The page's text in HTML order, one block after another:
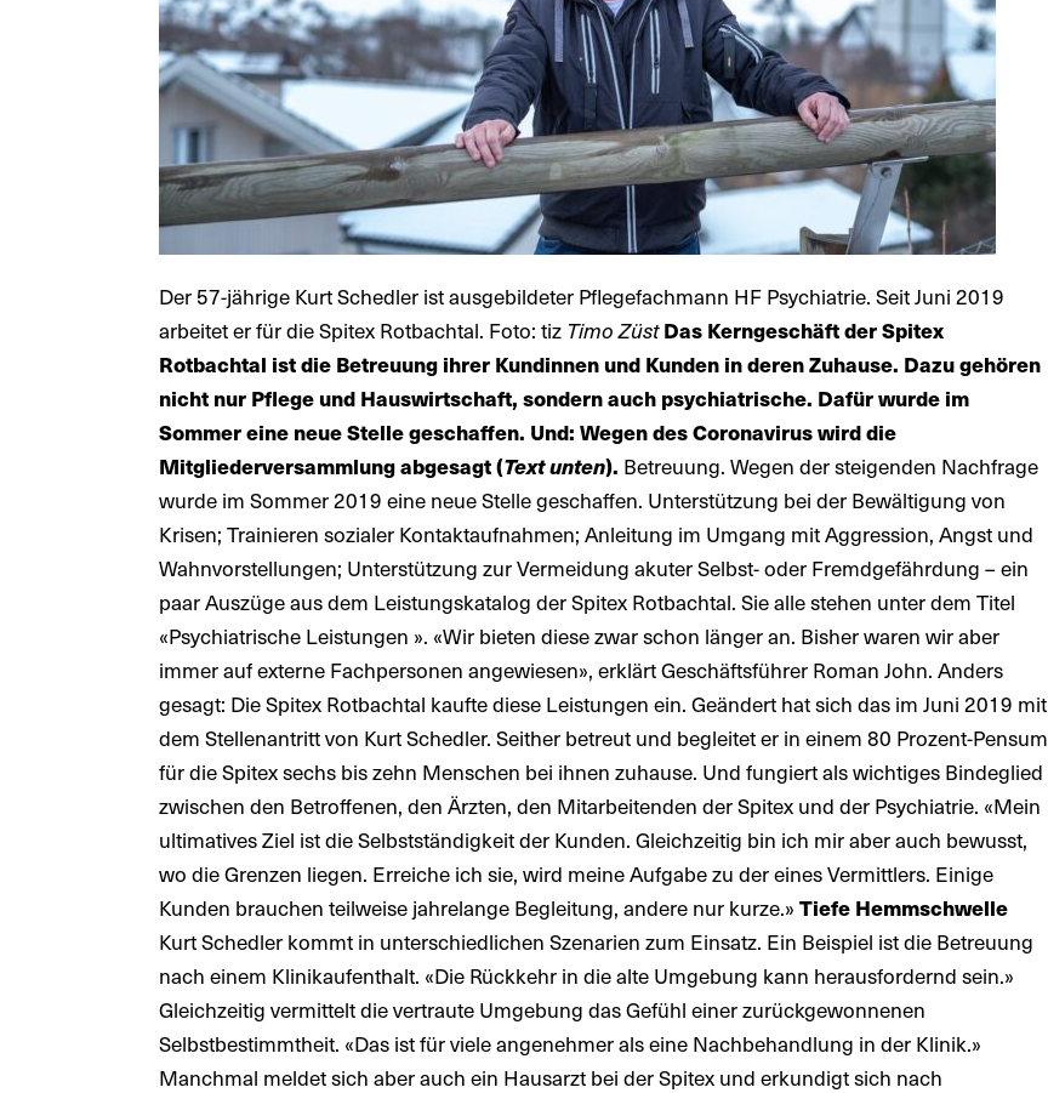
Der 57-jährige Kurt Schedler ist ausgebildeter Pflegefachmann HF Psychiatrie. Seit Juni 2019
arbeitet er für die Spitex Rotbachtal. Foto: tiz Timo ZüstDas Kerngeschäft der Spitex
Rotbachtal ist die Betreuung ihrer Kundinnen und Kunden in deren Zuhause. Dazu gehören
nicht nur Pflege und Hauswirtschaft, sondern auch psychiatrische. Dafür wurde im
Sommer eine neue Stelle geschaffen. Und: Wegen des Coronavirus wird die
Mitgliederversammlung abgesagt (Text unten). Betreuung. Wegen der steigenden Nachfrage
wurde im Sommer 2019 eine neue Stelle geschaffen. Unterstützung bei der Bewältigung von
Krisen; Trainieren sozialer Kontaktaufnahmen; Anleitung im Umgang mit Aggression, Angst und
Wahnvorstellungen; Unterstützung zur Vermeidung akuter Selbst- oder Fremdgefährdung – ein
paar Auszüge aus dem Leistungskatalog der Spitex Rotbachtal. Sie alle stehen unter dem Titel
«Psychiatrische Leistungen ». «Wir bieten diese zwar schon länger an. Bisher waren wir aber
immer auf externe Fachpersonen angewiesen», erklärt Geschäftsführer Roman John. Anders
gesagt: Die Spitex Rotbachtal kaufte diese Leistungen ein. Geändert hat sich das im Juni 2019 mit
dem Stellenantritt von Kurt Schedler. Seither betreut und begleitet er in einem 80 Prozent-Pensum
für die Spitex sechs bis zehn Menschen bei ihnen zuhause. Und fungiert als wichtiges Bindeglied
zwischen den Betroffenen, den Ärzten, den Mitarbeitenden der Spitex und der Psychiatrie. «Mein
ultimatives Ziel ist die Selbstständigkeit der Kunden. Gleichzeitig bin ich mir aber auch bewusst,
wo die Grenzen liegen. Erreiche ich sie, wird meine Aufgabe zu der eines Vermittlers. Einige
Kunden brauchen teilweise jahrelange Begleitung, andere nur kurze.»Tiefe Hemmschwelle
Kurt Schedler kommt in unterschiedlichen Szenarien zum Einsatz. Ein Beispiel ist die Betreuung
nach einem Klinikaufenthalt. «Die Rückkehr in die alte Umgebung kann herausfordernd sein.»
Gleichzeitig vermittelt die vertraute Umgebung das Gefühl einer zurückgewonnenen
Selbstbestimmtheit. «Das ist für viele angenehmer als eine Nachbehandlung in der Klinik.»
Manchmal meldet sich aber auch ein Hausarzt bei der Spitex und erkundigt sich nach